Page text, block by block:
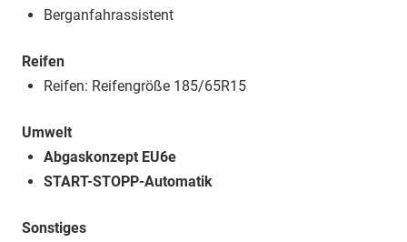
Berganfahrassistent
Reifen
Reifen: Reifengröße 185/65R15
Umwelt
Abgaskonzept EU6e
START-STOPP-Automatik
Sonstiges